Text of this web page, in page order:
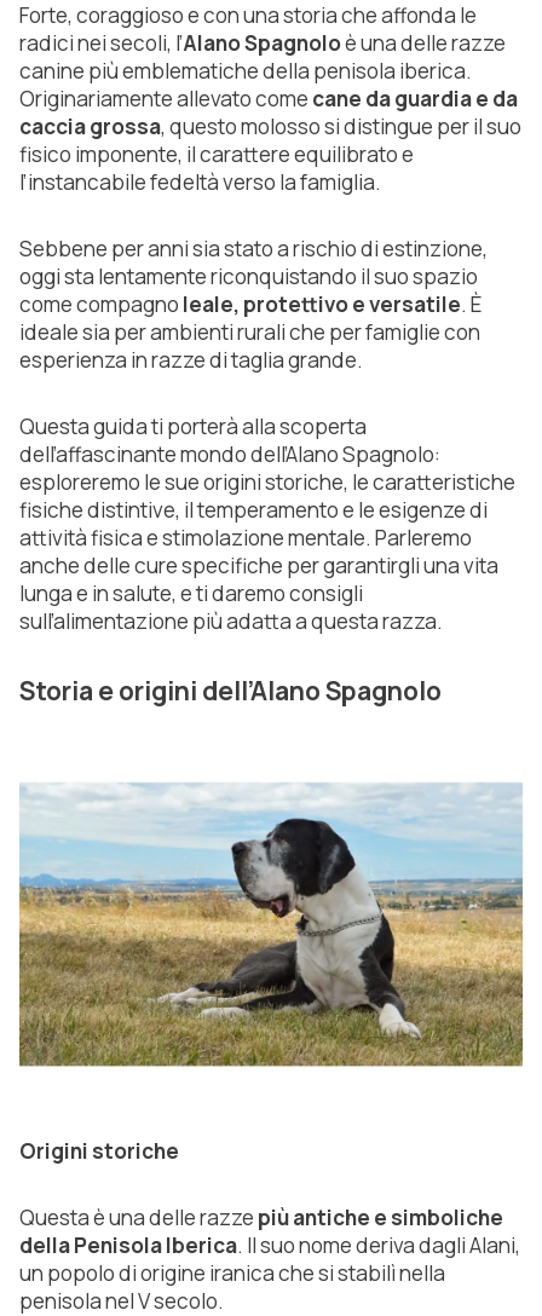
Forte, coraggioso e con una storia che affonda le
radici nei secoli, l’Alano Spagnoloè una delle razze
canine più emblematiche della penisola iberica.
Originariamente allevato come cane da guardia e da
caccia grossa, questo molosso si distingue per il suo
fisico imponente, il carattere equilibrato e
l’instancabile fedeltà verso la famiglia.
Sebbene per anni sia stato a rischio di estinzione,
oggi sta lentamente riconquistando il suo spazio
come compagno leale, protettivo e versatile. È
ideale sia per ambienti rurali che per famiglie con
esperienza in razze di taglia grande.
Questa guida ti porterà alla scoperta
dell’affascinante mondo dell’Alano Spagnolo:
esploreremo le sue origini storiche, le caratteristiche
fisiche distintive, il temperamento e le esigenze di
attività fisica e stimolazione mentale. Parleremo
anche delle cure specifiche per garantirgli una vita
lunga e in salute, e ti daremo consigli
sull’alimentazione più adatta a questa razza.
Storia e origini dell’Alano Spagnolo
Origini storiche
Questa è una delle razze più antiche e simboliche
della Penisola Iberica. Il suo nome deriva dagli Alani,
un popolo di origine iranica che si stabilì nella
penisola nel V secolo.